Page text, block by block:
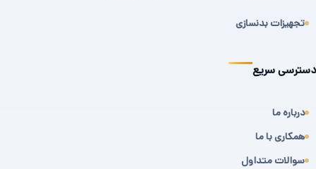
تجهیزات بدنسازی
دسترسی سریع
درباره ما
همکاری با ما
سوالات متداول